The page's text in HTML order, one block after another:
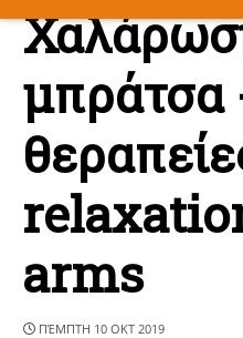
μπράτσα
arms
ΠΈΜΠΤΗ 10 ΟΚΤ 2019